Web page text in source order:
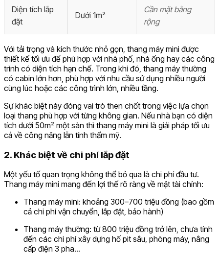
Diện tích lắp
đặt
Dưới 1m²
Cần mặt bằng
rộng
Với tải trọng và kích thước nhỏ gọn, thang máy mini được
thiết kế tối ưu để phù hợp với nhà phố, nhà ống hay các công
trình có diện tích hạn chế. Trong khi đó, thang máy thường
có cabin lớn hơn, phù hợp với nhu cầu sử dụng nhiều người
cùng lúc hoặc các công trình lớn, nhiều tầng.
Sự khác biệt này đóng vai trò then chốt trong việc lựa chọn
loại thang phù hợp với từng không gian. Nếu nhà bạn có diện
tích dưới 50m² một sàn thì thang máy mini là giải pháp tối ưu
cả về công năng lẫn tính thẩm mỹ.
2. Khác biệt về chi phí lắp đặt
Một yếu tố quan trọng không thể bỏ qua là chi phí đầu tư.
Thang máy mini mang đến lợi thế rõ ràng về mặt tài chính:
Thang máy mini: khoảng 300–700 triệu đồng (bao gồm
cả chi phí vận chuyển, lắp đặt, bảo hành)
Thang máy thường: từ 800 triệu đồng trở lên, chưa tính
đến các chi phí xây dựng hố pit sâu, phòng máy, nâng
cấp điện 3 pha…